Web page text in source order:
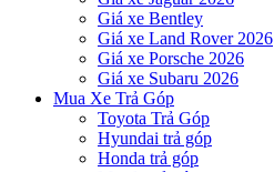
Giá xe Bentley
Giá xe Land Rover 2026
Giá xe Porsche 2026
Giá xe Subaru 2026
Mua Xe Trả Góp
Toyota Trả Góp
Hyundai trả góp
Honda trả góp